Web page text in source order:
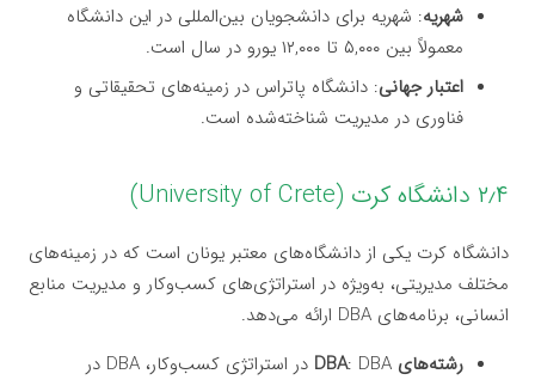
شهریه: شهریه برای دانشجویان بین‌المللی در این دانشگاه
معمولاً بین ۵,۰۰۰ تا ۱۲,۰۰۰ یورو در سال است.
اعتبار جهانی: دانشگاه پاتراس در زمینه‌های تحقیقاتی و
فناوری در مدیریت شناخته‌شده است.
۲٫۴ دانشگاه کرت (University of Crete)
دانشگاه کرت یکی از دانشگاه‌های معتبر یونان است که در زمینه‌های
مختلف مدیریتی، به‌ویژه در استراتژی‌های کسب‌وکار و مدیریت منابع
انسانی، برنامه‌های DBA ارائه می‌دهد.
رشته‌های DBA
: DBA در استراتژی کسب‌وکار، DBA در